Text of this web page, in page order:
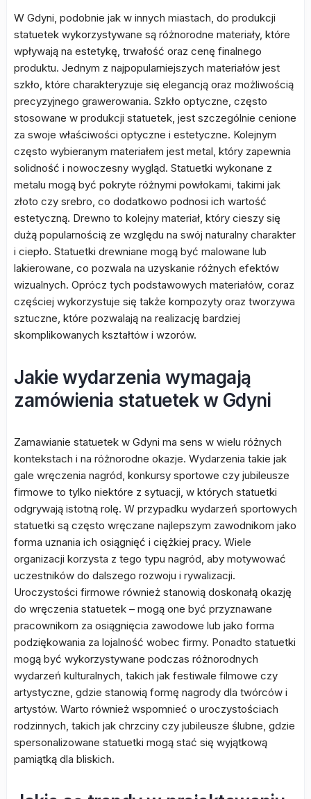
W Gdyni, podobnie jak w innych miastach, do produkcji
statuetek wykorzystywane są różnorodne materiały, które
wpływają na estetykę, trwałość oraz cenę finalnego
produktu. Jednym z najpopularniejszych materiałów jest
szkło, które charakteryzuje się elegancją oraz możliwością
precyzyjnego grawerowania. Szkło optyczne, często
stosowane w produkcji statuetek, jest szczególnie cenione
za swoje właściwości optyczne i estetyczne. Kolejnym
często wybieranym materiałem jest metal, który zapewnia
solidność i nowoczesny wygląd. Statuetki wykonane z
metalu mogą być pokryte różnymi powłokami, takimi jak
złoto czy srebro, co dodatkowo podnosi ich wartość
estetyczną. Drewno to kolejny materiał, który cieszy się
dużą popularnością ze względu na swój naturalny charakter
i ciepło. Statuetki drewniane mogą być malowane lub
lakierowane, co pozwala na uzyskanie różnych efektów
wizualnych. Oprócz tych podstawowych materiałów, coraz
częściej wykorzystuje się także kompozyty oraz tworzywa
sztuczne, które pozwalają na realizację bardziej
skomplikowanych kształtów i wzorów.
Jakie wydarzenia wymagają
zamówienia statuetek w Gdyni
Zamawianie statuetek w Gdyni ma sens w wielu różnych
kontekstach i na różnorodne okazje. Wydarzenia takie jak
gale wręczenia nagród, konkursy sportowe czy jubileusze
firmowe to tylko niektóre z sytuacji, w których statuetki
odgrywają istotną rolę. W przypadku wydarzeń sportowych
statuetki są często wręczane najlepszym zawodnikom jako
forma uznania ich osiągnięć i ciężkiej pracy. Wiele
organizacji korzysta z tego typu nagród, aby motywować
uczestników do dalszego rozwoju i rywalizacji.
Uroczystości firmowe również stanowią doskonałą okazję
do wręczenia statuetek – mogą one być przyznawane
pracownikom za osiągnięcia zawodowe lub jako forma
podziękowania za lojalność wobec firmy. Ponadto statuetki
mogą być wykorzystywane podczas różnorodnych
wydarzeń kulturalnych, takich jak festiwale filmowe czy
artystyczne, gdzie stanowią formę nagrody dla twórców i
artystów. Warto również wspomnieć o uroczystościach
rodzinnych, takich jak chrzciny czy jubileusze ślubne, gdzie
spersonalizowane statuetki mogą stać się wyjątkową
pamiątką dla bliskich.